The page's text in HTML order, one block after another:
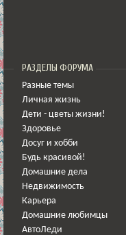
РАЗДЕЛЫ ФОРУМА
Разные темы
Личная жизнь
Дети - цветы жизни!
Здоровье
Досуг и хобби
Будь красивой!
Домашние дела
Недвижимость
Карьера
Домашние любимцы
АвтоЛеди